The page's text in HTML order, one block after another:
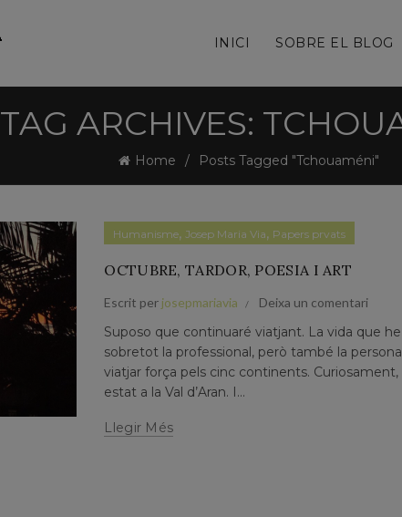
INICI SOBRE EL BLOG
TAG ARCHIVES:
Home Posts Tagged "Tchouaméni"
Humanisme,Josep Maria Via, Papers prvats
OCTUBRE, TARDOR, POESIA I ART
Escrit per josepmariavia Deixa un comentari
Suposo que continuaré viatjant. La vida que
sobretot la professional, però també la
viatjar força pels cinc continents.
estat a la Val d’Aran. I...
Llegir Més